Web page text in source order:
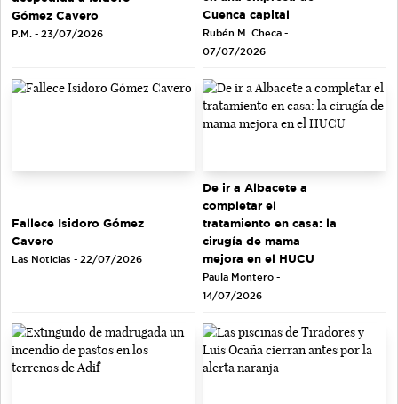
Gómez Cavero
P.M. - 23/07/2026
Cuenca capital
Rubén M. Checa -
07/07/2026
Fallece Isidoro Gómez
Cavero
Las Noticias - 22/07/2026
De ir a Albacete a
completar el
tratamiento en casa: la
cirugía de mama
mejora en el HUCU
Paula Montero -
14/07/2026